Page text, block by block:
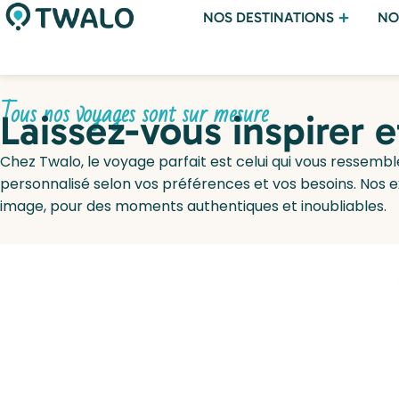
NOS DESTINATIONS
Tous nos voyages sont sur mesure
Laissez-vous inspirer
Chez Twalo, le voyage parfait est celui qui vous
personnalisé selon vos préférences et vos besoins.
image, pour des moments authentiques et inoubliables.